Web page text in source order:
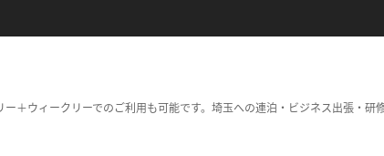
＋ウィークリーでのご利用も可能です。埼玉への連泊・ビジネス出張・研